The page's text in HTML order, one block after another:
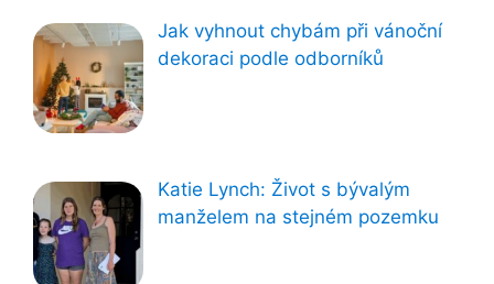
Jak vyhnout chybám při vánoční
dekoraci podle odborníků
Katie Lynch: Život s bývalým
manželem na stejném pozemku